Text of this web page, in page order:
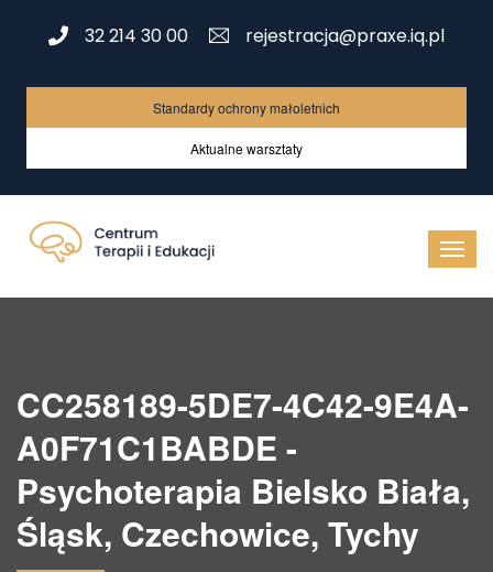
32 214 30 00 rejestracja@praxe.iq.pl
Standardy ochrony małoletnich
Aktualne warsztaty
CC258189-5DE7-4C42-9E4A-
A0F71C1BABDE -
Psychoterapia Bielsko Biała,
Śląsk, Czechowice, Tychy